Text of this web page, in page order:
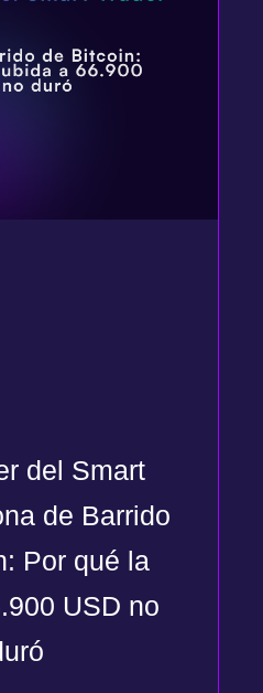
del Smart
de Barrido
Por qué la
USD no